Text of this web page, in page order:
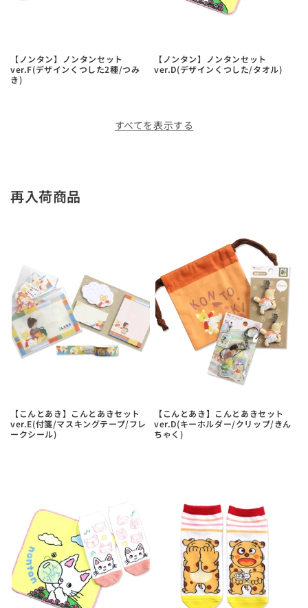
【ノンタン】ノンタンセット
ver.F(デザインくつした2種/つみ
き)
【ノンタン】ノンタンセット
ver.D(デザインくつした/タオル)
すべてを表示する
再入荷商品
【こんとあき】こんとあきセット
ver.E(付箋/マスキングテープ/フレ
ークシール)
【こんとあき】こんとあきセット
ver.D(キーホルダー/クリップ/きん
ちゃく)